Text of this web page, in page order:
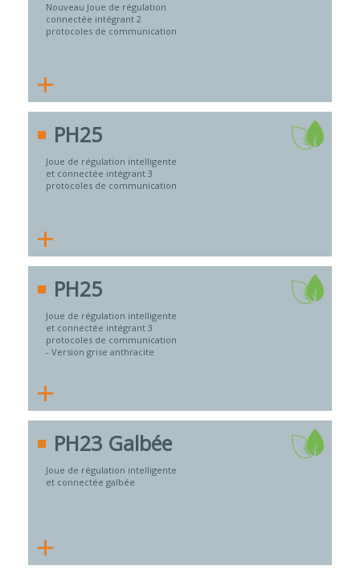
Nouveau Joue de régulation
connectée intégrant 2
protocoles de communication
+
PH25
Joue de régulation intelligente
et connectée intégrant 3
protocoles de communication
+
PH25
Joue de régulation intelligente
et connectée intégrant 3
protocoles de communication
- Version grise anthracite
+
PH23 Galbée
Joue de régulation intelligente
et connectée galbée
+